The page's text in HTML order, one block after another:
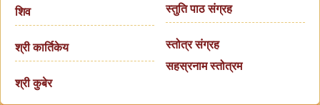
शिव
श्री कार्तिकेय
श्री कुबेर
स्तुति पाठ संग्रह
स्तोत्र संग्रह
सहस्रनाम स्तोत्रम